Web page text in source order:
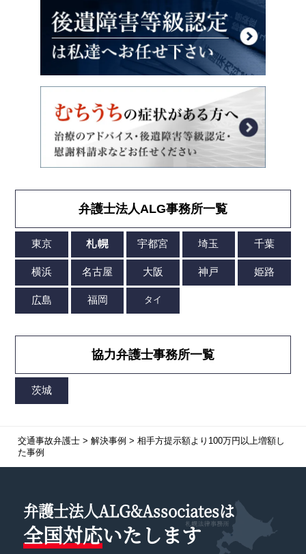
弁護士法人ALG事務所一覧
協力弁護士事務所一覧
交通事故弁護士> 解決事例 > 相手方提示額より100万円以上増額し
た事例
弁護士法人ALG&Associatesは
全国対応いたします